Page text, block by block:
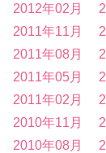
2012年02月
2011年11月
2011年08月
2011年05月
2011年02月
2010年11月
2010年08月